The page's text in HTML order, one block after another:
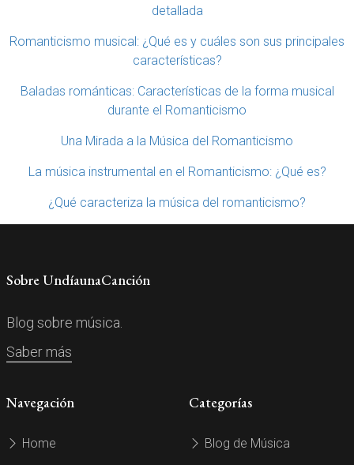
detallada
Romanticismo musical: ¿Qué es y cuáles son sus principales
características?
Baladas románticas: Características de la forma musical
durante el Romanticismo
Una Mirada a la Música del Romanticismo
La música instrumental en el Romanticismo: ¿Qué es?
¿Qué caracteriza la música del romanticismo?
Sobre UndíaunaCanción
Blog sobre música.
Saber más
Navegación
Home
Categorías
Blog de Música